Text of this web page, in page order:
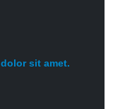
sit amet.